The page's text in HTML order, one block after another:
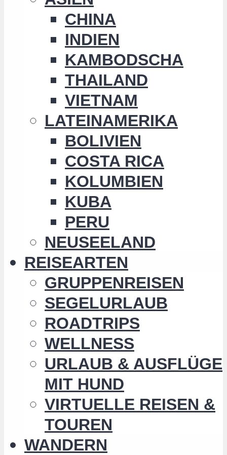
CHINA
INDIEN
KAMBODSCHA
THAILAND
VIETNAM
LATEINAMERIKA
BOLIVIEN
COSTA RICA
KOLUMBIEN
KUBA
PERU
NEUSEELAND
REISEARTEN
GRUPPENREISEN
SEGELURLAUB
ROADTRIPS
WELLNESS
URLAUB & AUSFLÜGE
MIT HUND
VIRTUELLE REISEN &
TOUREN
WANDERN